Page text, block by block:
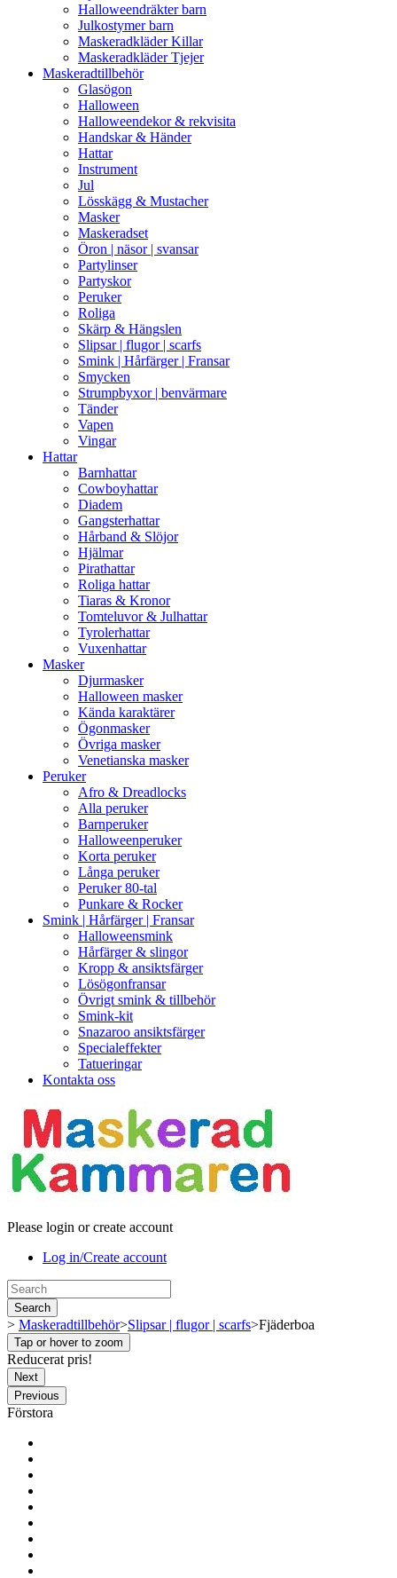
Halloweendräkter barn
Julkostymer barn
Maskeradkläder Killar
Maskeradkläder Tjejer
Maskeradtillbehör
Glasögon
Halloween
Halloweendekor & rekvisita
Handskar & Händer
Hattar
Instrument
Jul
Lösskägg & Mustacher
Masker
Maskeradset
Öron | näsor | svansar
Partylinser
Partyskor
Peruker
Roliga
Skärp & Hängslen
Slipsar | flugor | scarfs
Smink | Hårfärger | Fransar
Smycken
Strumpbyxor | benvärmare
Tänder
Vapen
Vingar
Hattar
Barnhattar
Cowboyhattar
Diadem
Gangsterhattar
Hårband & Slöjor
Hjälmar
Pirathattar
Roliga hattar
Tiaras & Kronor
Tomteluvor & Julhattar
Tyrolerhattar
Vuxenhattar
Masker
Djurmasker
Halloween masker
Kända karaktärer
Ögonmasker
Övriga masker
Venetianska masker
Peruker
Afro & Dreadlocks
Alla peruker
Barnperuker
Halloweenperuker
Korta peruker
Långa peruker
Peruker 80-tal
Punkare & Rocker
Smink | Hårfärger | Fransar
Halloweensmink
Hårfärger & slingor
Kropp & ansiktsfärger
Lösögonfransar
Övrigt smink & tillbehör
Smink-kit
Snazaroo ansiktsfärger
Specialeffekter
Tatueringar
Kontakta oss
Please login or create account
Log in/Create account
Search
> Maskeradtillbehör>Slipsar | flugor | scarfs>Fjäderboa
Tap or hover to zoom
Reducerat pris!
Next
Previous
Förstora